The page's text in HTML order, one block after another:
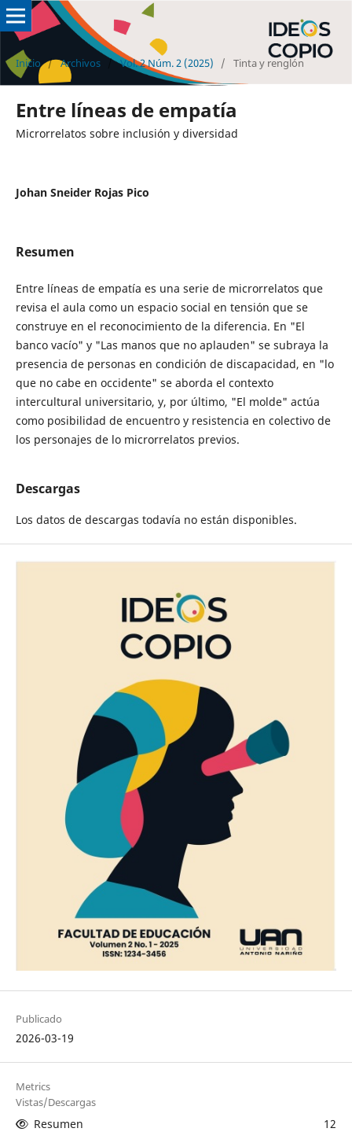
Inicio / Archivos / Vol. 2 Núm. 2 (2025) / Tinta y renglón
Entre líneas de empatía
Microrrelatos sobre inclusión y diversidad
Johan Sneider Rojas Pico
Resumen
Entre líneas de empatía es una serie de microrrelatos que
revisa el aula como un espacio social en tensión que se
construye en el reconocimiento de la diferencia. En "El
banco vacío" y "Las manos que no aplauden" se subraya la
presencia de personas en condición de discapacidad, en "lo
que no cabe en occidente" se aborda el contexto
intercultural universitario, y, por último, "El molde" actúa
como posibilidad de encuentro y resistencia en colectivo de
los personajes de lo microrrelatos previos.
Descargas
Los datos de descargas todavía no están disponibles.
Publicado
2026-03-19
Metrics
Vistas/Descargas
Resumen 12